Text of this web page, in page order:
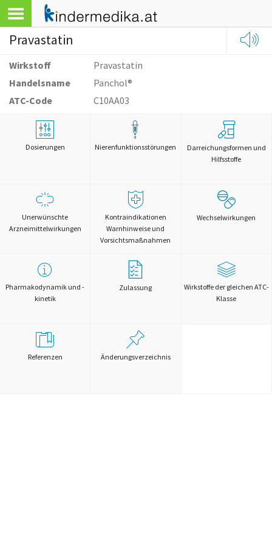
Pravastatin
Wirkstoff
Pravastatin
Handelsname
Panchol®
ATC-Code
C10AA03
Dosierungen Nierenfunktionsstörungen
Darreichungsformen und
Hilfsstoffe
Unerwünschte
Arzneimittelwirkungen
Kontraindikationen
Warnhinweise und
Vorsichtsmaßnahmen
Wechselwirkungen
Pharmakodynamik und -
kinetik
Zulassung
Wirkstoffe der gleichen ATC-
Klasse
Referenzen Änderungsverzeichnis